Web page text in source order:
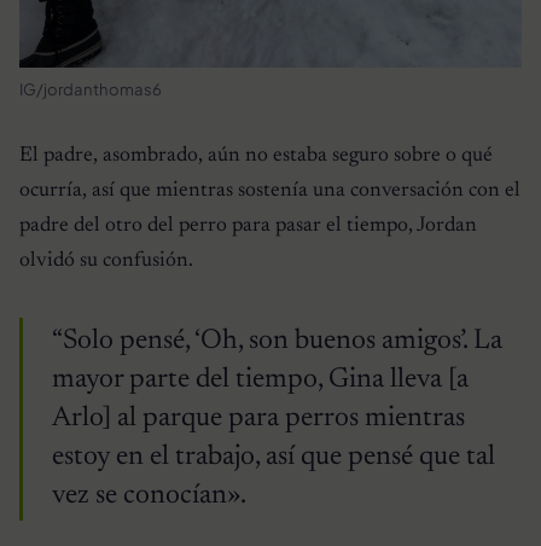
IG/jordanthomas6
El padre, asombrado, aún no estaba seguro sobre o qué
ocurría, así que mientras sostenía una conversación con el
padre del otro del perro para pasar el tiempo, Jordan
olvidó su confusión.
“Solo pensé, ‘Oh, son buenos amigos’. La
mayor parte del tiempo, Gina lleva [a
Arlo] al parque para perros mientras
estoy en el trabajo, así que pensé que tal
vez se conocían».